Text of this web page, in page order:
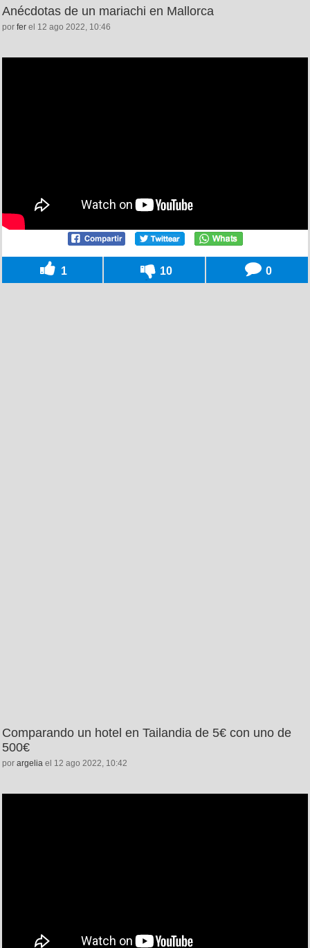
Anécdotas de un mariachi en Mallorca
por fer el 12 ago 2022, 10:46
1 10 0
Comparando un hotel en Tailandia de 5€ con uno de
500€
por argelia el 12 ago 2022, 10:42